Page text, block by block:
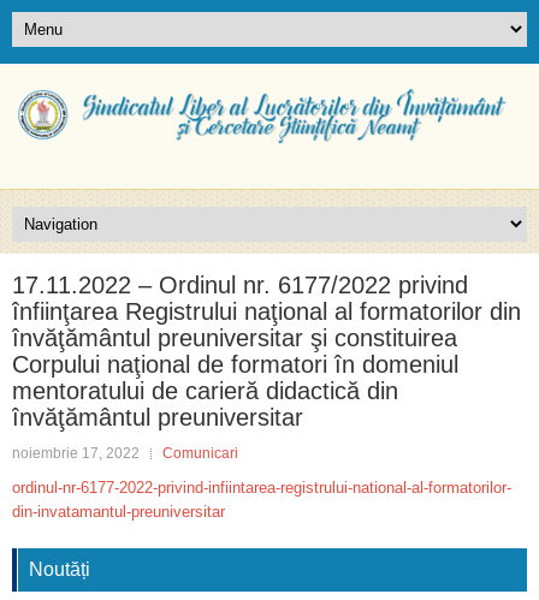
17.11.2022 – Ordinul nr. 6177/2022 privind
înfiinţarea Registrului naţional al formatorilor din
învăţământul preuniversitar şi constituirea
Corpului naţional de formatori în domeniul
mentoratului de carieră didactică din
învăţământul preuniversitar
noiembrie 17, 2022 Comunicari
ordinul-nr-6177-2022-privind-infiintarea-registrului-national-al-formatorilor-
din-invatamantul-preuniversitar
Noutăți